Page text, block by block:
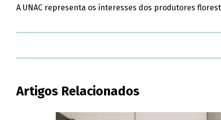
A UNAC representa os interesses dos produtores
Artigos Relacionados